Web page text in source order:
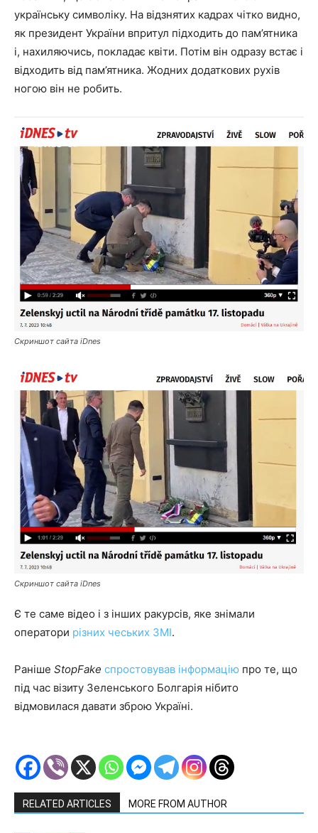
українську символіку. На відзнятих кадрах чітко видно,
як президент України впритул підходить до пам’ятника
і, нахиляючись, покладає квіти. Потім він одразу встає і
відходить від пам’ятника. Жодних додаткових рухів
ногою він не робить.
Скриншот сайта iDnes
Скриншот сайта iDnes
Є те саме відео і з інших ракурсів, яке знімали
оператори різних чеських ЗМІ.
Раніше StopFake спростовував інформацію про те, що
під час візиту Зеленського Болгарія нібито
відмовилася давати зброю Україні.
RELATED ARTICLES MORE FROM AUTHOR